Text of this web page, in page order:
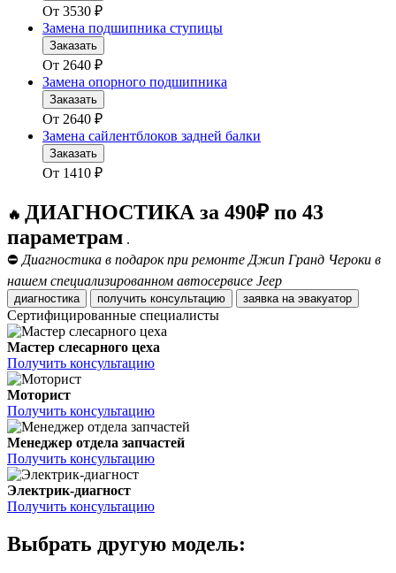
От 3530 ₽
Замена подшипника ступицы
Заказать
От 2640 ₽
Замена опорного подшипника
Заказать
От 2640 ₽
Замена сайлентблоков задней балки
Заказать
От 1410 ₽
🔥 ДИАГНОСТИКА за 490₽ по 43
параметрам .
⛔ Диагностика в подарок при ремонте Джип Гранд Чероки в
нашем специализированном автосервисе Jeep
диагностика получить консультацию заявка на эвакуатор
Сертифицированные специалисты
Мастер слесарного цеха
Получить консультацию
Моторист
Получить консультацию
Менеджер отдела запчастей
Получить консультацию
Электрик-диагност
Получить консультацию
Выбрать другую модель: